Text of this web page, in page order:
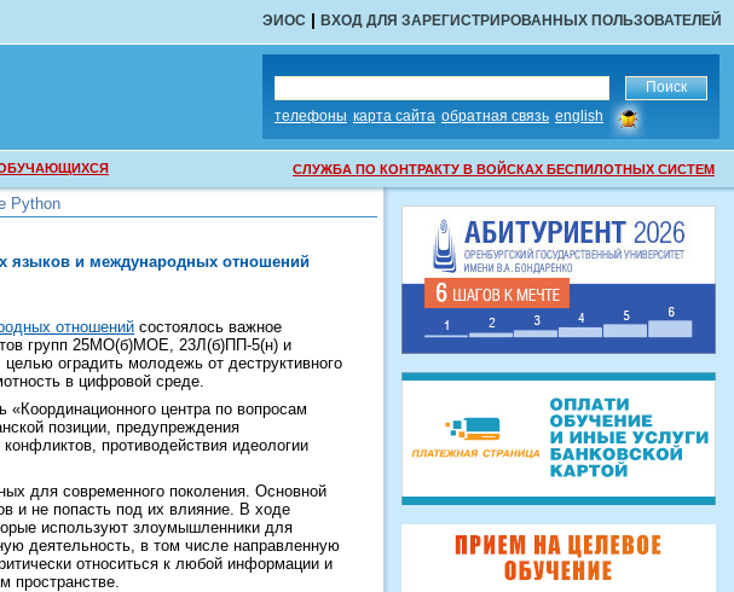
ЭИОС | ВХОД ДЛЯ ЗАРЕГИСТРИРОВАННЫХ ПОЛЬЗОВАТЕЛЕЙ
телефоны карта сайта обратная связь english
сообщить
об
ошибке
СЛУЖБА ПО КОНТРАКТУ В ВОЙСКАХ БЕСПИЛОТНЫХ СИСТЕМ
Python
языков и международных отношений
отношений состоялось важное
групп 25МО(б)МОЕ, 23Л(б)ПП-5(н) и
оградить молодежь от деструктивного
в цифровой среде.
центра по вопросам
позиции, предупреждения
противодействия идеологии
для современного поколения. Основной
и не попасть под их влияние. В ходе
используют злоумышленники для
деятельность, в том числе направленную
относиться к любой информации и
пространстве.